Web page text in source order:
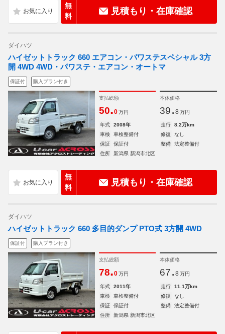
無
料
見積もり・在庫確認
ダイハツ
ハイゼットトラック 660 エアコン・パワステスペシャル 3方
開 4WD 4WD・パワステ・エアコン・オートマ
保証付 購入プラン付き
支払総額
50.0 万円
本体価格
39. 8 万円
年式 2008年 走行
8.2万km
車検
車検整備付 修復
なし
保証
保証付 整備
法定整備付
住所
新潟県 新潟市北区
無
料
見積もり・在庫確認
ダイハツ
ハイゼットトラック 660 多目的ダンプ PTO式 3方開 4WD
保証付 購入プラン付き
支払総額
78.0 万円
本体価格
67. 8 万円
年式 2011年 走行
11.1万km
車検
車検整備付 修復
なし
保証
保証付 整備
法定整備付
住所
新潟県 新潟市北区